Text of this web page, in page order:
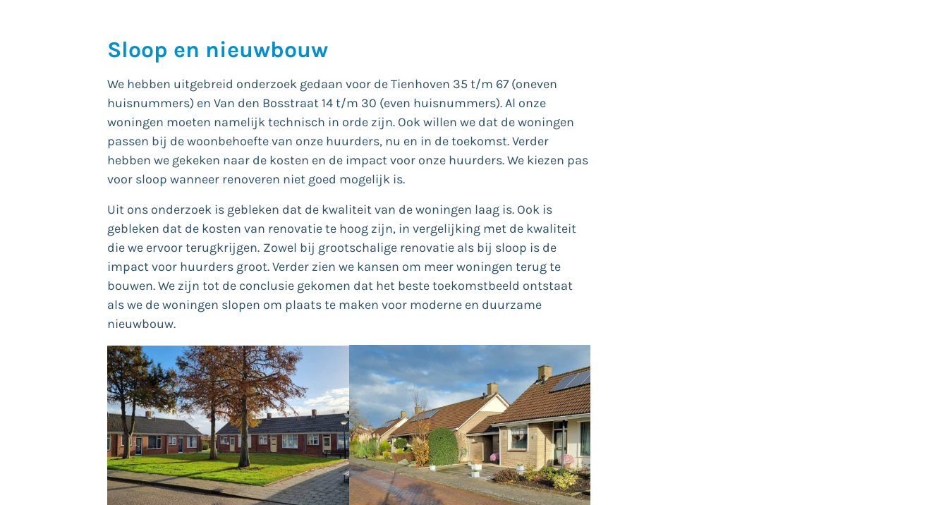
Sloop en nieuwbouw
We hebben uitgebreid onderzoek gedaan voor de Tienhoven 35 t/m 67 (oneven
huisnummers) en Van den Bosstraat 14 t/m 30 (even huisnummers). Al onze
woningen moeten namelijk technisch in orde zijn. Ook willen we dat de woningen
passen bij de woonbehoefte van onze huurders, nu en in de toekomst. Verder
hebben we gekeken naar de kosten en de impact voor onze huurders. We kiezen pas
voor sloop wanneer renoveren niet goed mogelijk is.
Uit ons onderzoek is gebleken dat de kwaliteit van de woningen laag is. Ook is
gebleken dat de kosten van renovatie te hoog zijn, in vergelijking met de kwaliteit
die we ervoor terugkrijgen. Zowel bij grootschalige renovatie als bij sloop is de
impact voor huurders groot. Verder zien we kansen om meer woningen terug te
bouwen. We zijn tot de conclusie gekomen dat het beste toekomstbeeld ontstaat
als we de woningen slopen om plaats te maken voor moderne en duurzame
nieuwbouw.